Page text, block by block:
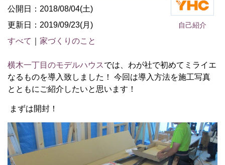
自己紹介
公開日：2018/08/04(土)
更新日：2019/09/23(月)
すべて
家づくりのこと
横木一丁目のモデルハウス では、わが社で初めてミライエ
なるものを導入致しました！ 今回は導入方法を施工写真
とともにご紹介したいと思います！
まずは開封！